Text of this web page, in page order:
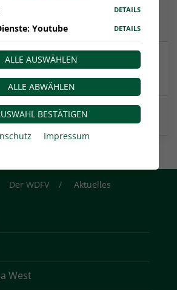
Rhynern bezwingt
RWO gewinnt beim
startet in die Saison 2026/27
Der WDFV Aktuelles
West
DETAILS
Youtube DETAILS
ALLE AUSWÄHLEN
ALLE ABWÄHLEN
BESTÄTIGEN
Impressum